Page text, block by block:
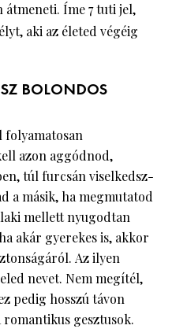
átmeneti. Íme 7 tuti jel,
aki az életed végéig
BOLONDOS
folyamatosan
azon aggódnod,
túl furcsán viselkedsz-
a másik, ha megmutatod
mellett nyugodtan
akár gyerekes is, akkor
Az ilyen
nevet. Nem megítél,
pedig hosszú távon
gesztusok.